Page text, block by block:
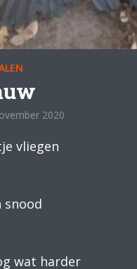
2020
vliegen
snood
wat harder